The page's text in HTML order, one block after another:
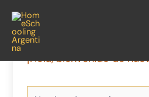
contenido
¡Hola, bienvenido de